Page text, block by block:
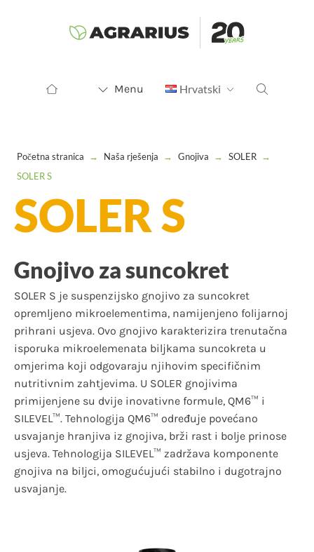
Menu Hrvatski
Početna stranica → Naša rješenja → Gnojiva → SOLER →
SOLER S
SOLER S
Gnojivo za suncokret
SOLER S je suspenzijsko gnojivo za suncokret
opremljeno mikroelementima, namijenjeno folijarnoj
prihrani usjeva. Ovo gnojivo karakterizira trenutačna
isporuka mikroelemenata biljkama suncokreta u
omjerima koji odgovaraju njihovim specifičnim
nutritivnim zahtjevima. U SOLER gnojivima
primijenjene su dvije inovativne formule, QM6™ i
SILEVEL™. Tehnologija QM6™ određuje povećano
usvajanje hranjiva iz gnojiva, brži rast i bolje prinose
usjeva. Tehnologija SILEVEL™ zadržava komponente
gnojiva na biljci, omogućujući stabilno i dugotrajno
usvajanje.